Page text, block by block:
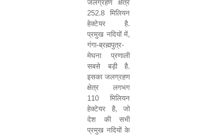
जलग्रहण क्षेत्र
252.8 मिलियन
हेक्टेयर है.
प्रमुख नदियों में,
गंगा-ब्रह्मपुत्र-
मेघना प्रणाली
सबसे बड़ी है.
इसका जलग्रहण
क्षेत्र लगभग
110 मिलियन
हेक्टेयर है, जो
देश की सभी
प्रमुख नदियों के